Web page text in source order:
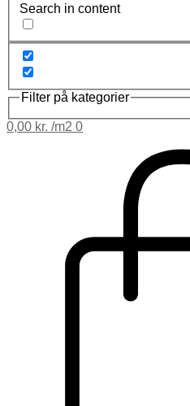
Search in content
Filter på kategorier
0,00 kr. 0